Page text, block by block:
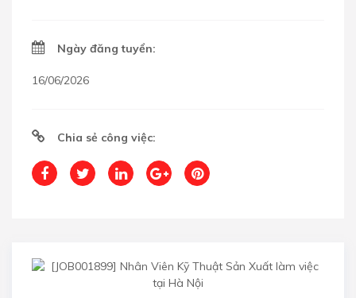
Ngày đăng tuyển:
16/06/2026
Chia sẻ công việc: